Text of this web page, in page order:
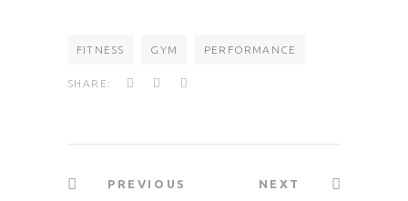
FITNESS GYM PERFORMANCE
SHARE:
PREVIOUS NEXT